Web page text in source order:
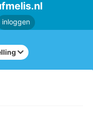
inloggen